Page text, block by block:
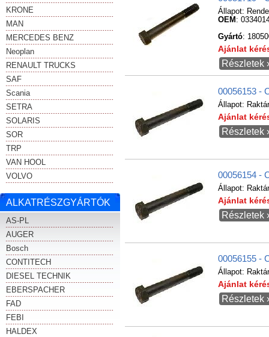
KRONE
MAN
MERCEDES BENZ
Neoplan
RENAULT TRUCKS
SAF
Scania
SETRA
SOLARIS
SOR
TRP
VAN HOOL
VOLVO
ALKATRÉSZGYÁRTÓK
AS-PL
AUGER
Bosch
CONTITECH
DIESEL TECHNIK
EBERSPACHER
FAD
FEBI
HALDEX
Állapot:
OEM :
Gyártó:
Ajánlat
Részletek
00056153 -
Állapot:
Ajánlat
Részletek
00056154 -
Állapot:
Ajánlat
Részletek
00056155 -
Állapot:
Ajánlat
Részletek